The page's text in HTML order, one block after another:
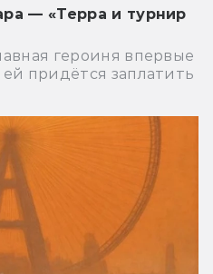
— «Терра и турнир
героиня впервые
придётся заплатить